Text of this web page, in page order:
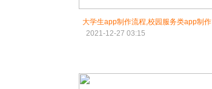
大学生app制作流程,校园服务类app制作
2021-12-27 03:15